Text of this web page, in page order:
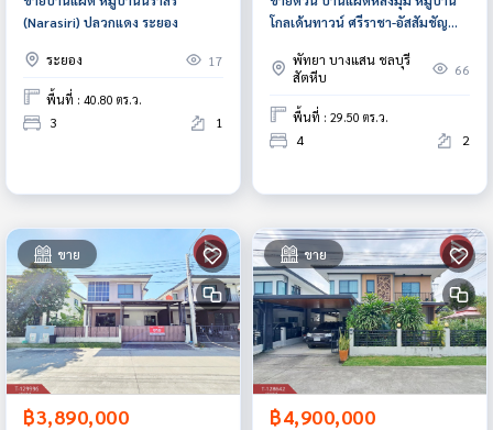
(Narasiri) ปลวกแดง ระยอง
ระยอง 17
พื้นที่ : 40.80 ตร.ว.
3 1
โกลเด้นทาวน์ ศรีราชา-อัสสัมชัญ
พัทยา บางแสน ชลบุรี
สัตหีบ
66
พื้นที่ : 29.50 ตร.ว.
4 2
ขาย
฿3,890,000
ขาย
฿4,900,000